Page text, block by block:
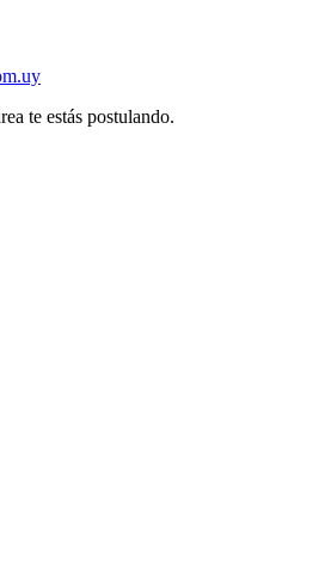
te estás postulando.